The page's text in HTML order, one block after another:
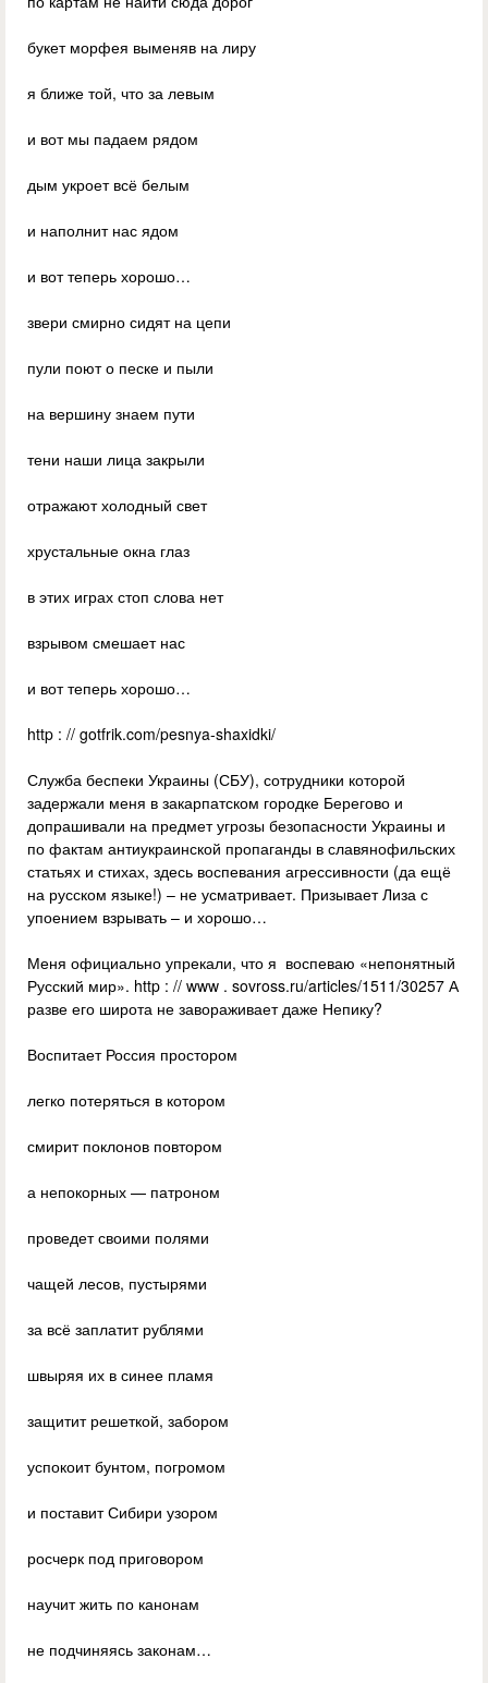
букет морфея выменяв на лиру
я ближе той, что за левым
и вот мы падаем рядом
дым укроет всё белым
и наполнит нас ядом
и вот теперь хорошо…
звери смирно сидят на цепи
пули поют о песке и пыли
на вершину знаем пути
тени наши лица закрыли
отражают холодный свет
хрустальные окна глаз
в этих играх стоп слова нет
взрывом смешает нас
и вот теперь хорошо…
http : // gotfrik.com/pesnya-shaxidki/
Служба беспеки Украины (СБУ), сотрудники которой
задержали меня в закарпатском городке Берегово и
допрашивали на предмет угрозы безопасности Украины и
по фактам антиукраинской пропаганды в славянофильских
статьях и стихах, здесь воспевания агрессивности (да ещё
на русском языке!) – не усматривает. Призывает Лиза с
упоением взрывать – и хорошо…
Меня официально упрекали, что я воспеваю «непонятный
Русский мир». http : // www . sovross.ru/articles/1511/30257 А
разве его широта не завораживает даже Непику?
Воспитает Россия простором
легко потеряться в котором
смирит поклонов повтором
а непокорных — патроном
проведет своими полями
чащей лесов, пустырями
за всё заплатит рублями
швыряя их в синее пламя
защитит решеткой, забором
успокоит бунтом, погромом
и поставит Сибири узором
росчерк под приговором
научит жить по канонам
не подчиняясь законам…